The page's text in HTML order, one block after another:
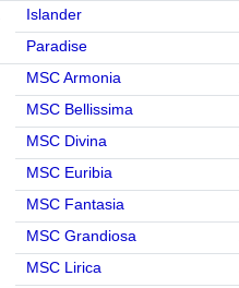
Islander
Paradise
MSC Armonia
MSC Bellissima
MSC Divina
MSC Euribia
MSC Fantasia
MSC Grandiosa
MSC Lirica